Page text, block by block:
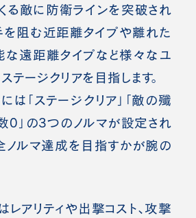
る敵に防衛ラインを突破され
を阻む近距離タイプや離れた
な遠距離タイプなど様々なユ
テージクリアを目指します。
は「ステージクリア」「敵の殲
0」の3つのノルマが設定され
ノルマ達成を目指すかが腕の
レアリティや出撃コスト、攻撃